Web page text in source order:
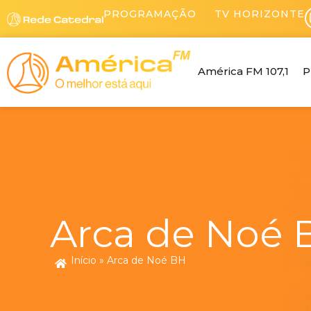
para
conteúdo
PROGRAMAÇÃO TV HORIZONTE
América FM 107,1
Arca de Noé
Início » Arca de Noé BH